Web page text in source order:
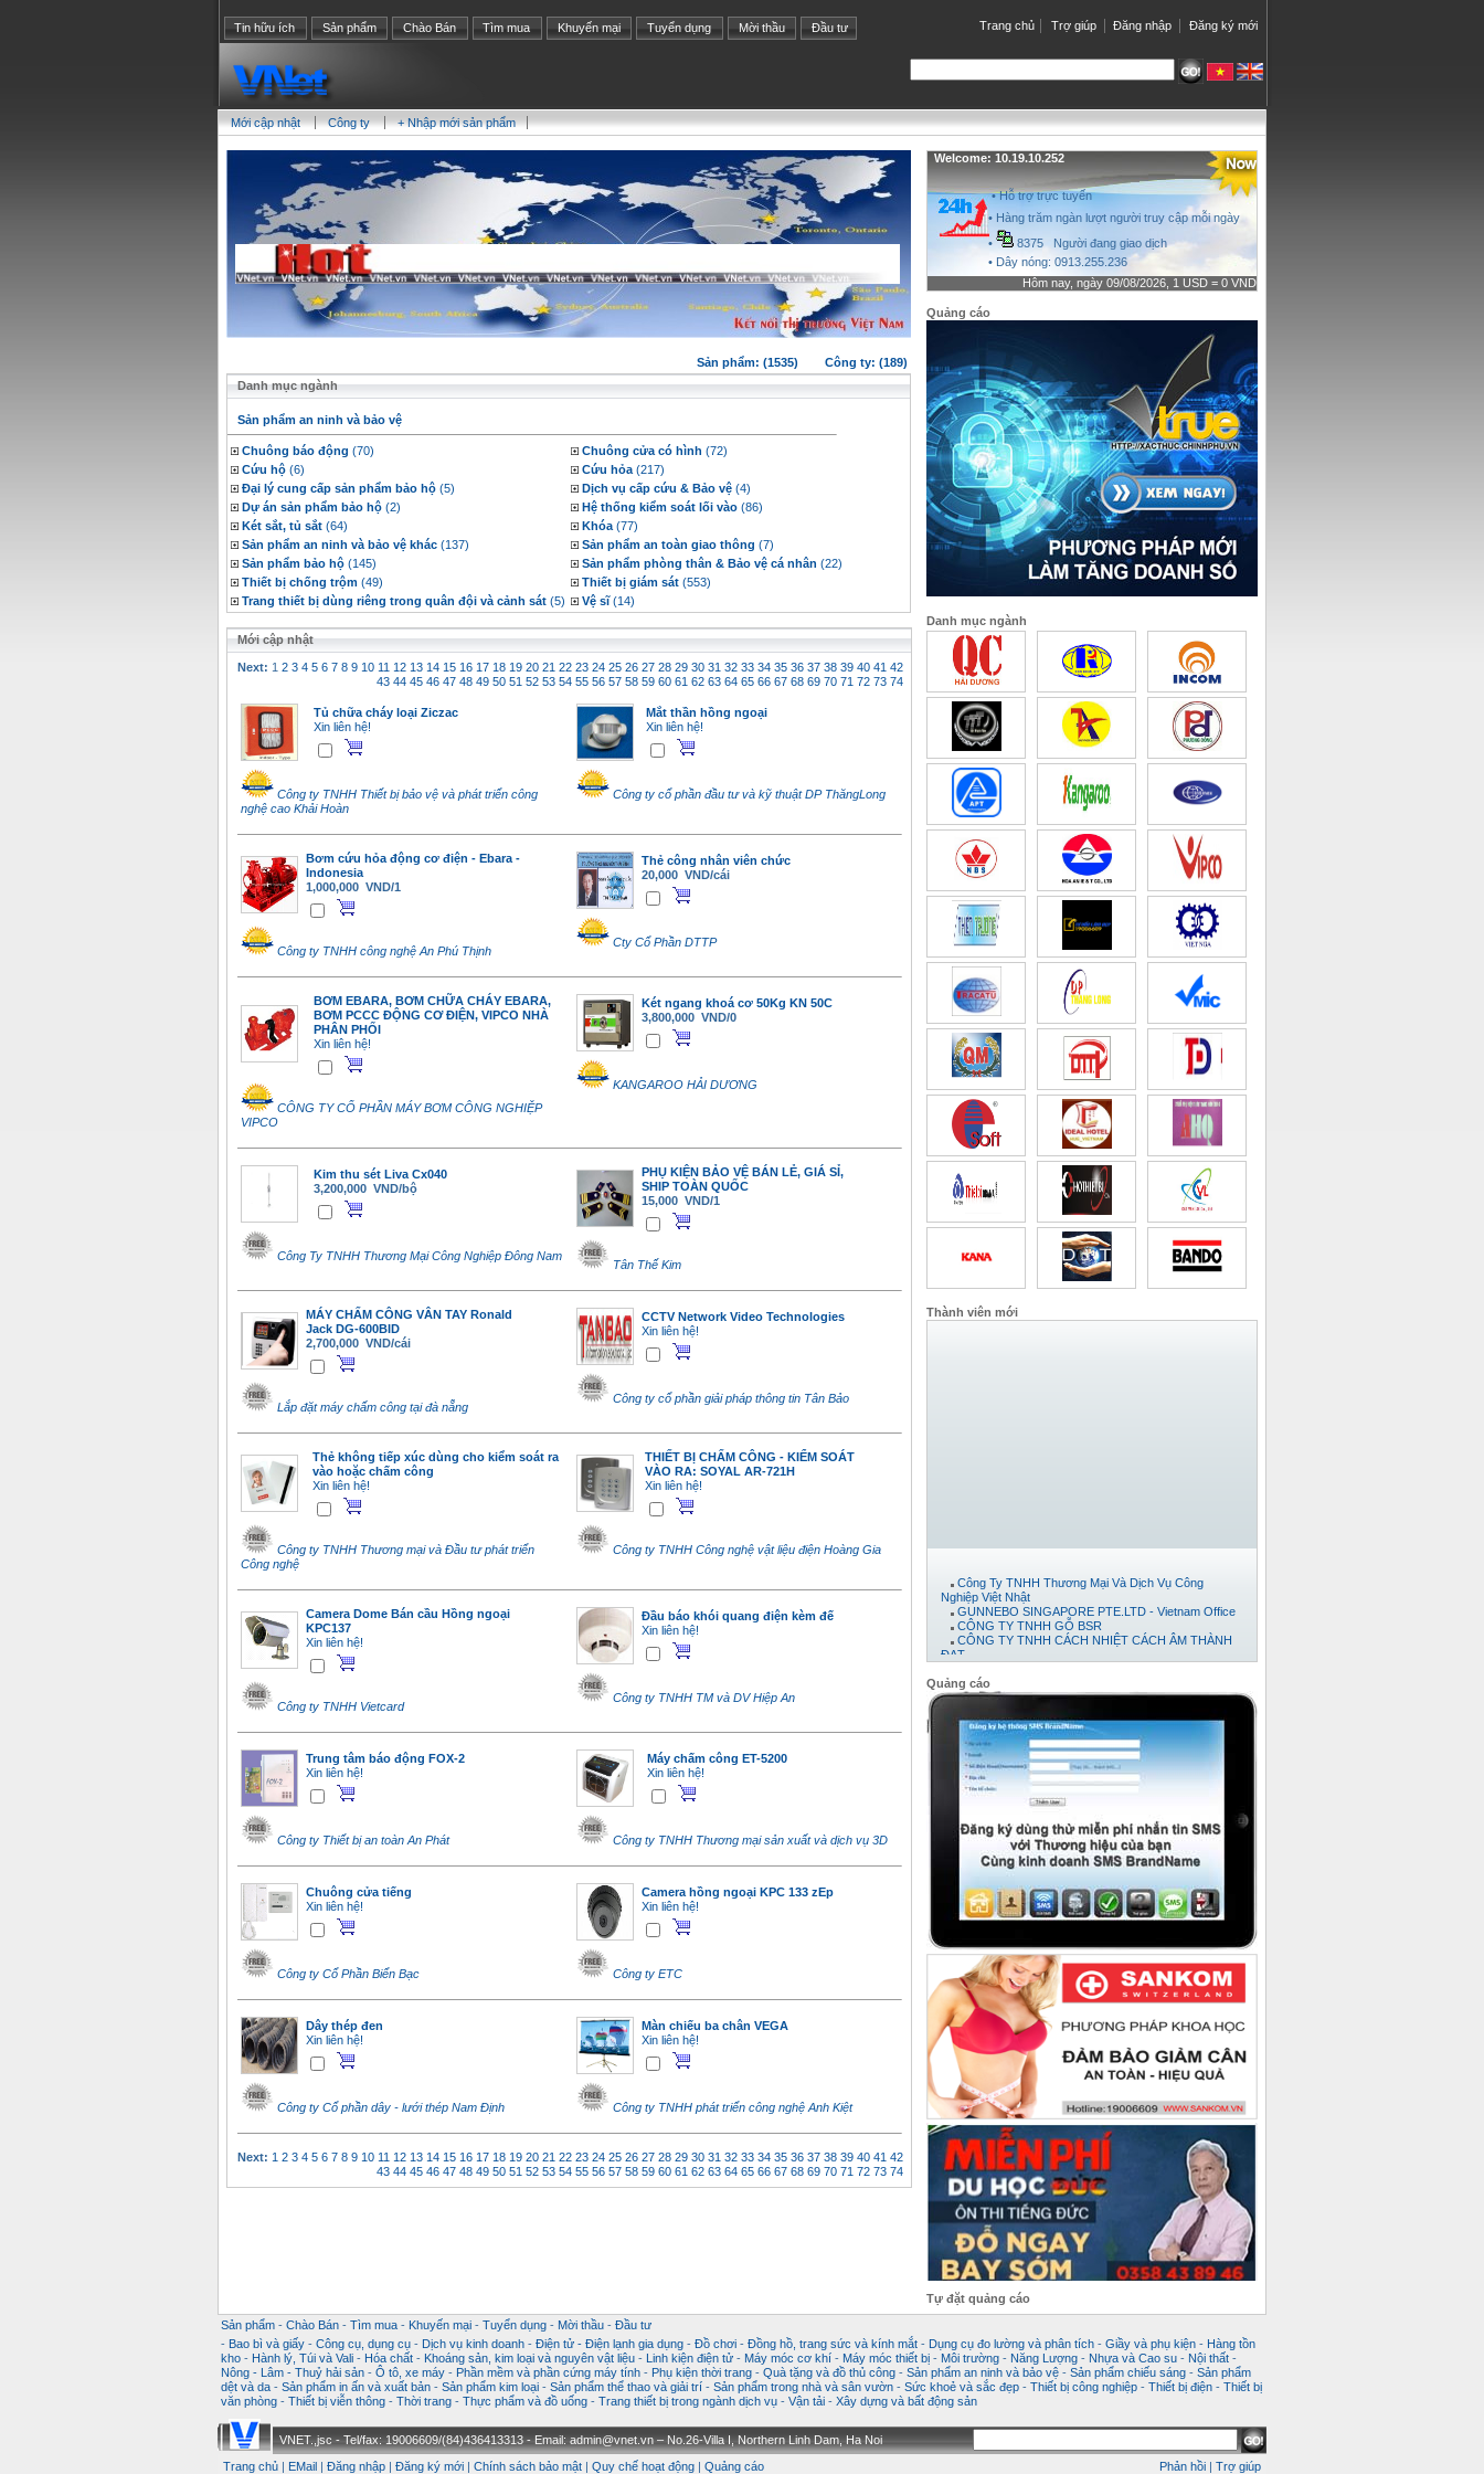
Trang chủ Trợ giúp Đăng nhập Đăng ký mới
Tin hữu ích Sản phẩm Chào Bán Tìm mua Khuyến mại Tuyển dụng Mời thầu Đầu tư
Mới cập nhật Công ty + Nhập mới sản phẩm
Sản phẩm: (1535)
Công ty: (189)
Danh mục ngành
Sản phẩm an ninh và bảo vệ
Chuông báo động (70) Chuông cửa có hình (72)
Cứu hộ (6) Cứu hỏa (217)
Đại lý cung cấp sản phẩm bảo hộ (5) Dịch vụ cấp cứu & Bảo vệ (4)
Dự án sản phẩm bảo hộ (2) Hệ thống kiểm soát lối vào (86)
Két sắt, tủ sắt (64) Khóa (77)
Sản phẩm an ninh và bảo vệ khác (137) Sản phẩm an toàn giao thông (7)
Sản phẩm bảo hộ (145) Sản phẩm phòng thân & Bảo vệ cá nhân (22)
Thiết bị chống trộm (49) Thiết bị giám sát (553)
Trang thiết bị dùng riêng trong quân đội và cảnh sát (5) Vệ sĩ(14)
Mới cập nhật
Next: 1 2 3 4 5 6 7 8 9 10 11 12 13 14 15 16 17 18 19 20 21 22 23 24 25 26 27 28 29 30 31 32 33 34 35 36 37 38 39 40 41 42
43 44 45 46 47 48 49 50 51 52 53 54 55 56 57 58 59 60 61 62 63 64 65 66 67 68 69 70 71 72 73 74
Tủ chữa cháy loại Ziczac
Xin liên hệ!
Công ty TNHH Thiết bị bảo vệ và phát triển công
nghệ cao Khải Hoàn
Mắt thần hồng ngoại
Xin liên hệ!
Công ty cổ phần đầu tư và kỹ thuật DP ThăngLong
Bơm cứu hỏa động cơ điện - Ebara -
Indonesia
1,000,000 VND/1
Công ty TNHH công nghệ An Phú Thịnh
Thẻ công nhân viên chức
20,000 VND/cái
Cty Cổ Phần DTTP
BƠM EBARA, BƠM CHỮA CHÁY EBARA,
BƠM PCCC ĐỘNG CƠ ĐIỆN, VIPCO NHÀ
PHÂN PHỐI
Xin liên hệ!
CÔNG TY CỔ PHẦN MÁY BƠM CÔNG NGHIỆP
VIPCO
Két ngang khoá cơ 50Kg KN 50C
3,800,000 VND/0
KANGAROO HẢI DƯƠNG
Kim thu sét Liva Cx040
3,200,000 VND/bộ
Công Ty TNHH Thương Mại Công Nghiệp Đông Nam
PHỤ KIỆN BẢO VỆ BÁN LẺ, GIÁ SỈ,
SHIP TOÀN QUỐC
15,000 VND/1
Tân Thế Kim
MÁY CHẤM CÔNG VÂN TAY Ronald
Jack DG-600BID
2,700,000 VND/cái
Lắp đặt máy chấm công tại đà nẵng
CCTV Network Video Technologies
Xin liên hệ!
Công ty cổ phần giải pháp thông tin Tân Bảo
Thẻ không tiếp xúc dùng cho kiểm soát ra
vào hoặc chấm công
Xin liên hệ!
Công ty TNHH Thương mại và Đầu tư phát triển
Công nghệ
THIẾT BỊ CHẤM CÔNG - KIỂM SOÁT
VÀO RA: SOYAL AR-721H
Xin liên hệ!
Công ty TNHH Công nghệ vật liệu điện Hoàng Gia
Camera Dome Bán cầu Hồng ngoại
KPC137
Xin liên hệ!
Công ty TNHH Vietcard
Đầu báo khói quang điện kèm đế
Xin liên hệ!
Công ty TNHH TM và DV Hiệp An
Trung tâm báo động FOX-2
Xin liên hệ!
Công ty Thiết bị an toàn An Phát
Máy chấm công ET-5200
Xin liên hệ!
Công ty TNHH Thương mại sản xuất và dịch vụ 3D
Chuông cửa tiếng
Xin liên hệ!
Công ty Cổ Phần Biển Bạc
Camera hồng ngoại KPC 133 zEp
Xin liên hệ!
Công ty ETC
Dây thép đen
Xin liên hệ!
Công ty Cổ phần dây - lưới thép Nam Ðịnh
Màn chiếu ba chân VEGA
Xin liên hệ!
Công ty TNHH phát triển công nghệ Anh Kiệt
Next: 1 2 3 4 5 6 7 8 9 10 11 12 13 14 15 16 17 18 19 20 21 22 23 24 25 26 27 28 29 30 31 32 33 34 35 36 37 38 39 40 41 42
43 44 45 46 47 48 49 50 51 52 53 54 55 56 57 58 59 60 61 62 63 64 65 66 67 68 69 70 71 72 73 74
Welcome: 10.19.10.252
• Hỗ trợ trực tuyến
• Hàng trăm ngàn lượt người truy cập mỗi ngày
•
8375 Người đang giao dịch
• Dây nóng: 0913.255.236
Hôm nay, ngày 09/08/2026, 1 USD = 0 VND
Quảng cáo
Danh mục ngành
Thành viên mới
Công Ty TNHH Thương Mại Và Dịch Vụ Công
Nghiệp Việt Nhật
GUNNEBO SINGAPORE PTE.LTD - Vietnam Office
CÔNG TY TNHH GỖ BSR
CÔNG TY TNHH CÁCH NHIỆT CÁCH ÂM THÀNH
ĐẠT
Máy Đếm Tiền Huy Hoàng
Công ty cổ phần thương mại và phát triển thép Việt
CTY TNHH TM-DV XUẤT NHẬP KHẨU TRÍ VIỆT.
PHÁT
CÔNG TY TNHH NỘI THẤT ĐỒNG GIA PHÁT
Công ty TNHH Xuất Nhập Khẩu TH Tân Viễn Đông
Công Ty TNHH Pusico Việt Nam
Công Ty Cổ Phần Công Nghệ Intersys Toàn Cầu
công ty tnhh thương mai dịch vụ kỷ thuật thái anh tài
CÔNG TY TNHH XNK TMDV NGÔI SAO VIỆT
Công Ty TNHH Khoa Học Xanh
Công ty TNHH XNK Quỳnh Thiên Phát
Công ty Cổ phần Kỹ thuật Ý Tưởng
Công Ty TNHH Phát Triển Dự Án Song Nam
CÔNG TY CỔ PHẦN BÊ TÔNG NHẸ ĐÀ NẴNG
Công ty Cổ Phần Bình Vinh
Quảng cáo
Tự đặt quảng cáo
Sản phẩm - Chào Bán - Tìm mua - Khuyến mại - Tuyển dụng - Mời thầu - Đầu tư
- Bao bì và giấy - Công cụ, dụng cụ - Dịch vụ kinh doanh - Điện tử - Điện lạnh gia dụng - Đồ chơi - Đồng hồ, trang sức và kính mắt - Dụng cụ đo lường và phân tích - Giầy và phụ kiện - Hàng tồn
kho - Hành lý, Túi và Vali - Hóa chất - Khoáng sản, kim loại và nguyên vật liệu - Linh kiện điện tử - Máy móc cơ khí - Máy móc thiết bị - Môi trường - Năng Lượng - Nhựa và Cao su - Nội thất -
Nông - Lâm - Thuỷ hải sản - Ô tô, xe máy - Phần mềm và phần cứng máy tính - Phụ kiện thời trang - Quà tặng và đồ thủ công - Sản phẩm an ninh và bảo vệ - Sản phẩm chiếu sáng - Sản phẩm
dệt và da - Sản phẩm in ấn và xuất bản - Sản phẩm kim loại - Sản phẩm thể thao và giải trí - Sản phẩm trong nhà và sân vườn - Sức khoẻ và sắc đẹp - Thiết bị công nghiệp - Thiết bị điện - Thiết bị
văn phòng - Thiết bị viễn thông - Thời trang - Thực phẩm và đồ uống - Trang thiết bị trong ngành dịch vụ - Vận tải - Xây dựng và bất động sản
VNET.,jsc - Tel/fax: 19006609/(84)436413313 - Email: admin@vnet.vn – No.26-Villa I, Northern Linh Dam, Ha Noi
Trang chủ
EMail Đăng nhập Đăng ký mới Chính sách bảo mật Quy chế hoạt động Quảng cáo Phản hồi Trợ giúp